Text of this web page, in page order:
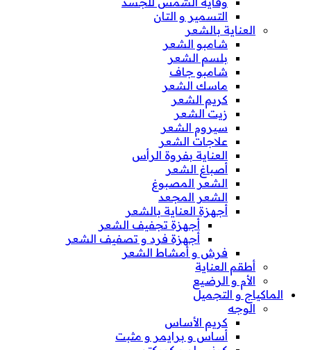
التسمير و التان
العناية بالشعر
شامبو الشعر
بلسم الشعر
شامبو جاف
ماسك الشعر
كريم الشعر
زيت الشعر
سيروم الشعر
علاجات الشعر
العناية بفروة الرأس
أصباغ الشعر
الشعر المصبوغ
الشعر المجعد
أجهزة العناية بالشعر
أجهزة تجفيف الشعر
أجهزة فرد و تصفيف الشعر
فرش و أمشاط الشعر
أطقم العناية
الأم و الرضيع
الماكياج و التجميل
الوجه
كريم الأساس
أساس و برايمر و مثبت